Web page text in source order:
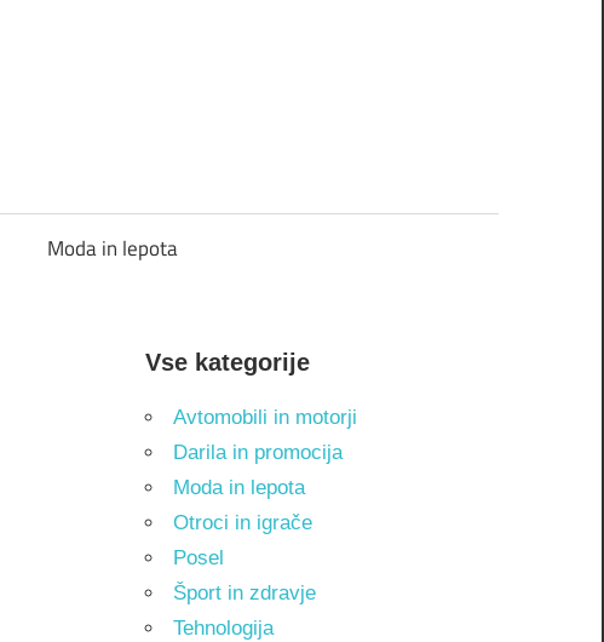
Moda in lepota
Vse kategorije
Avtomobili in motorji
Darila in promocija
Moda in lepota
Otroci in igrače
Posel
Šport in zdravje
Tehnologija